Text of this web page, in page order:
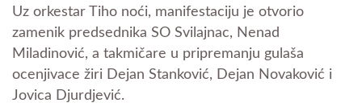
Uz orkestar Tiho noći, manifestaciju je otvorio
zamenik predsednika SO Svilajnac, Nenad
Miladinović, a takmičare u pripremanju gulaša
ocenjivace žiri Dejan Stanković, Dejan Novaković i
Jovica Djurdjević.